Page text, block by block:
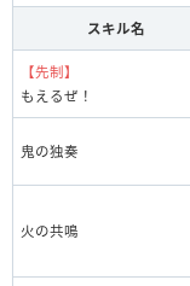
スキル名
【先制】
もえるぜ！
鬼の独奏
火の共鳴